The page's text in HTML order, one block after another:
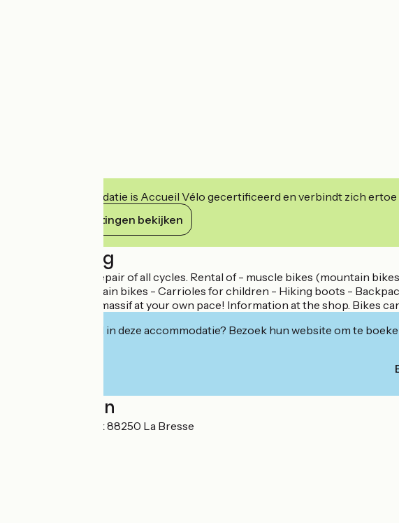
Deze accommodatie is Accueil Vélo gecertificeerd en verbindt zich
Haar verplichtingen bekijken
Beschrijving
Rental, Sale and repair of all cycles. Rental of - muscle bikes (mountain
bikes) - All Mountain bikes - Carrioles for children - Hiking boots -
you discover our massif at your own pace! Information at the shop. Bikes
Geïnteresseerd in deze accommodatie? Bezoek hun website om te
Localisation
3 Rue du Hohneck 88250 La Bresse